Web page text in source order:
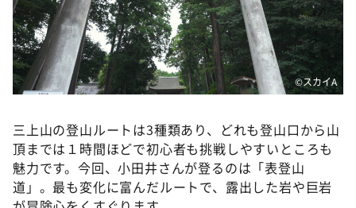
©️スカイA
三上山の登山ルートは3種類あり、どれも登山口から山
頂までは１時間ほどで初心者も挑戦しやすいところも
魅力です。今回、小田井さんが登るのは「表登山
道」。最も変化に富んだルートで、露出した岩や巨岩